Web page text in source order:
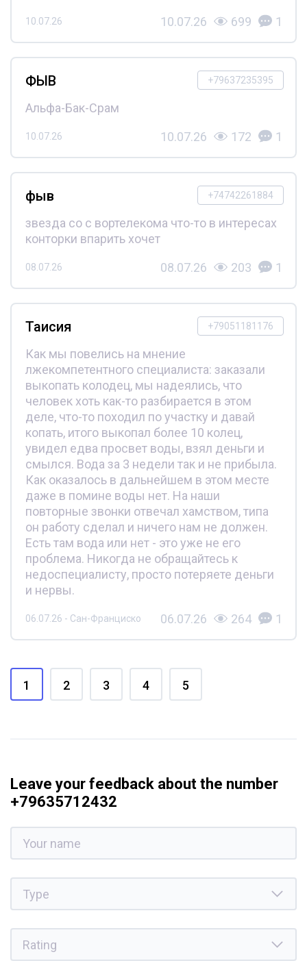
10.07.26 10.07.26 699 1
+79637235395
ФЫВ
Альфа-Бак-Срам
10.07.26 10.07.26 172 1
+74742261884
фыв
звезда со с вортелекома что-то в интересах
конторки впарить хочет
08.07.26 08.07.26 203 1
+79051181176
Таисия
Как мы повелись на мнение
лжекомпетентного специалиста: заказали
выкопать колодец, мы надеялись, что
человек хоть как-то разбирается в этом
деле, что-то походил по участку и давай
копать, итого выкопал более 10 колец,
увидел едва просвет воды, взял деньги и
смылся. Вода за 3 недели так и не прибыла.
Как оказалось в дальнейшем в этом месте
даже в помине воды нет. На наши
повторные звонки отвечал хамством, типа
он работу сделал и ничего нам не должен.
Есть там вода или нет - это уже не его
проблема. Никогда не обращайтесь к
недоспециалисту, просто потеряете деньги
и нервы.
06.07.26 - Сан-Франциско 06.07.26 264 1
1 2 3 4 5
Leave your feedback about the number
+79635712432